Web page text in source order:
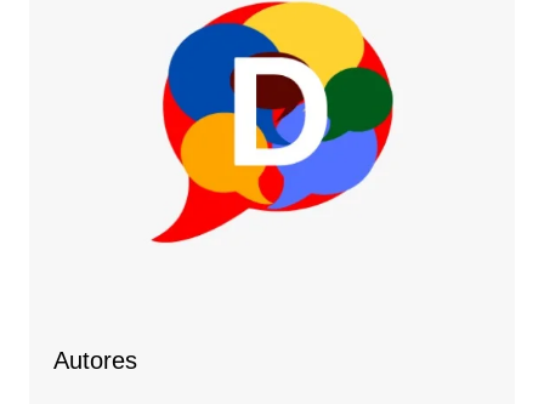
Autores